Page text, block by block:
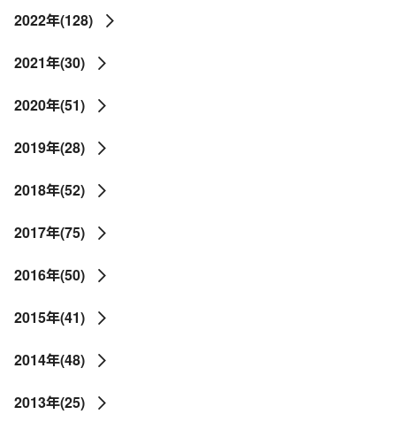
2022年(128)
2021年(30)
2020年(51)
2019年(28)
2018年(52)
2017年(75)
2016年(50)
2015年(41)
2014年(48)
2013年(25)